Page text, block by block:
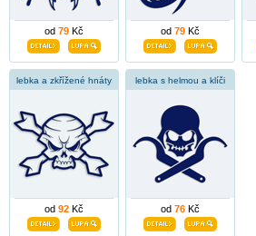
od 79 Kč od 79 Kč
lebka a zkřížené hnáty
od 92 Kč
lebka s helmou a klíči
od 76 Kč